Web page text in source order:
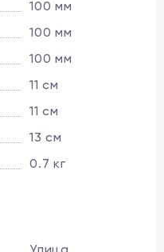
100 мм
100 мм
100 мм
11 см
11 см
13 см
0.7 кг
Улица